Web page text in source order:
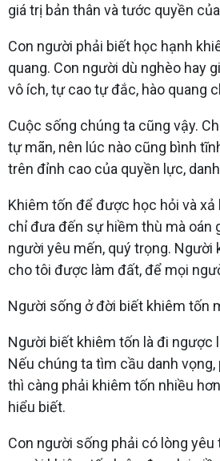
giá trị bản thân và tước quyền
Con người phải biết học hạnh
quang. Con người dù nghèo hay
vô ích, tự cao tự đắc, hào quang
Cuộc sống chúng ta cũng vậy.
tự mãn, nên lúc nào cũng bình
trên đỉnh cao của quyền lực,
Khiêm tốn để được học hỏi và
chỉ đưa đến sự hiềm thù mà oán
người yêu mến, quý trọng. Người
cho tôi được làm đất, để mọi
Người sống ở đời biết khiêm tốn
Người biết khiêm tốn là đi ngược
Nếu chúng ta tìm cầu danh
thì càng phải khiêm tốn nhiều
hiểu biết.
Con người sống phải có lòng